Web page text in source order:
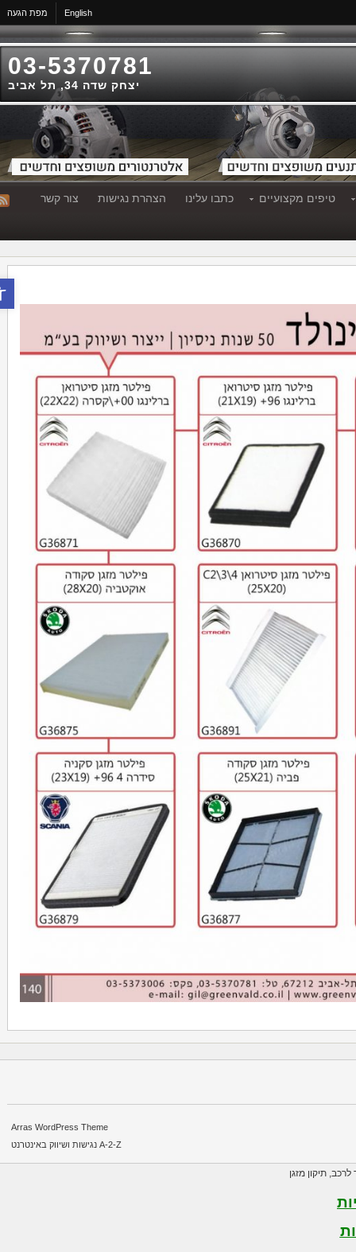
English מפת הגעה
03-5370781
יצחק שדה 34, תל אביב
טיפים מקצועיים כתבו עלינו הצהרת נגישות צור קשר
Arras WordPress Theme
A-2-Z נגישות ושיווק באינטרנט
,תיקון מזגן